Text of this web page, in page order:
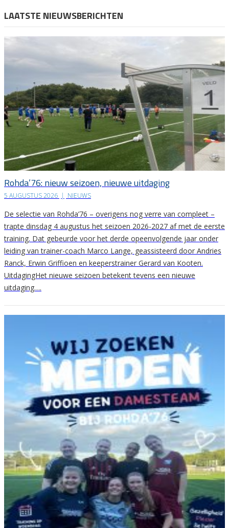
LAATSTE NIEUWSBERICHTEN
Rohda’76: nieuw seizoen, nieuwe uitdaging
5 AUGUSTUS 2026 | NIEUWS
De selectie van Rohda’76 – overigens nog verre van compleet –
trapte dinsdag 4 augustus het seizoen 2026-2027 af met de eerste
training. Dat gebeurde voor het derde opeenvolgende jaar onder
leiding van trainer-coach Marco Lange, geassisteerd door Andries
Ranck, Erwin Griffioen en keeperstrainer Gerard van Kooten.
UitdagingHet nieuwe seizoen betekent tevens een nieuwe
uitdaging….